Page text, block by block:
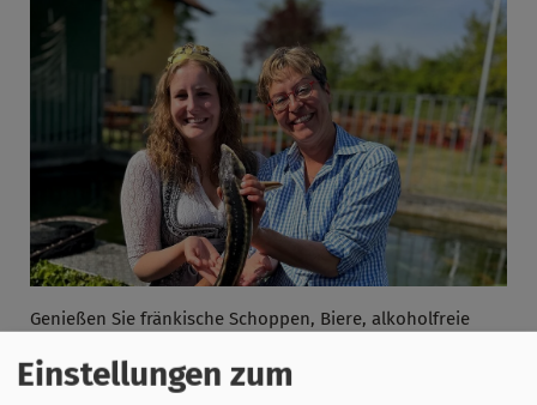
Genießen Sie fränkische Schoppen, Biere, alkoholfreie
großen Garten oder im gemütlichen Festzelt.
Einstellungen zum